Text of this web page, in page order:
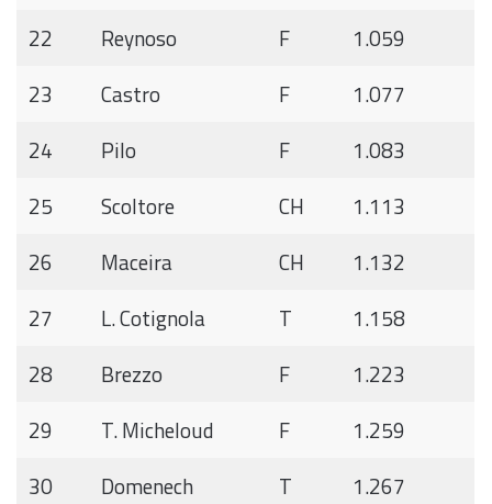
22
Reynoso F
1.059
23
Castro F
1.077
24
Pilo F
1.083
25
Scoltore CH
1.113
26
Maceira CH
1.132
27
L. Cotignola T
1.158
28
Brezzo F
1.223
29
T. Micheloud F
1.259
30
Domenech T
1.267